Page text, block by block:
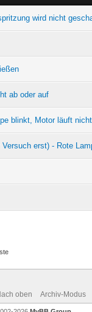
wird nicht
ab oder auf
blinkt, Motor läuft nicht
erst) - Rote
oben Archiv-Modus